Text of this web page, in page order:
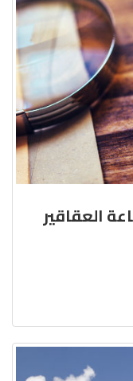
العقاقير